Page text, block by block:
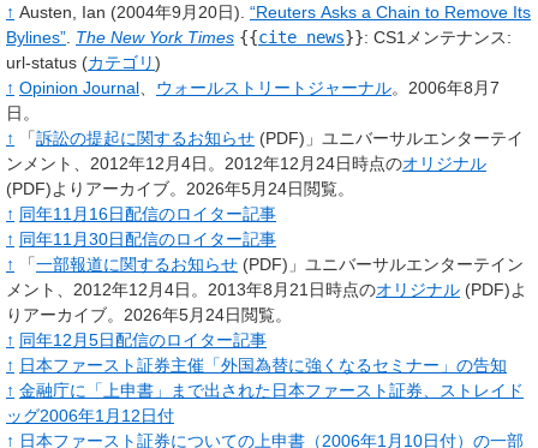
↑ Austen, Ian (2004年9月20日). “Reuters Asks a Chain to Remove Its
Bylines” The New York Times {{cite news}}: CS1メンテナンス:
url-status (カテゴリ)
↑ Opinion Journal ウォールストリートジャーナル。2006年8月7
日。
↑
「訴訟の提起に関するお知らせ (PDF) 」ユニバーサルエンターテイ
ンメント、2012年12月4日。2012年12月24日時点のオリジナル
(PDF)よりアーカイブ。2026年5月24日閲覧。
↑ 同年11月16日配信のロイター記事
↑ 同年11月30日配信のロイター記事
↑
「一部報道に関するお知らせ (PDF) 」ユニバーサルエンターテイン
メント、2012年12月4日。2013年8月21日時点のオリジナル (PDF)よ
りアーカイブ。2026年5月24日閲覧。
↑ 同年12月5日配信のロイター記事
↑ 日本ファースト証券主催「外国為替に強くなるセミナー」の告知
↑ 金融庁に「上申書」まで出された日本ファースト証券、ストレイド
ッグ2006年1月12日付
↑ 日本ファースト証券についての上申書（2006年1月10日付）の一部